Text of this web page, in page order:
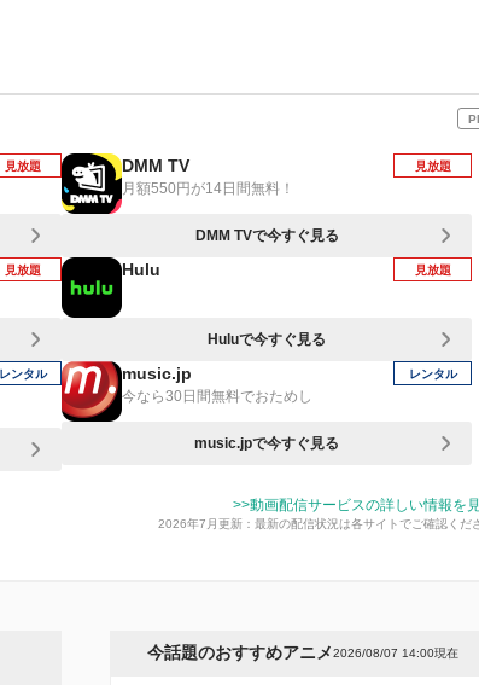
見放題 DMM TV
月額550円が14日間無料！
見放題
DMM TVで今すぐ見る
見放題 Hulu 見放題
Huluで今すぐ見る
レンタル music.jp
今なら30日間無料でおためし
レンタル
music.jpで今すぐ見る
>>動画配信サービスの詳しい情報を
2026年7月更新：最新の配信状況は各サイトでご確認くだ
今話題のおすすめアニメ2026/08/07 14:00現在